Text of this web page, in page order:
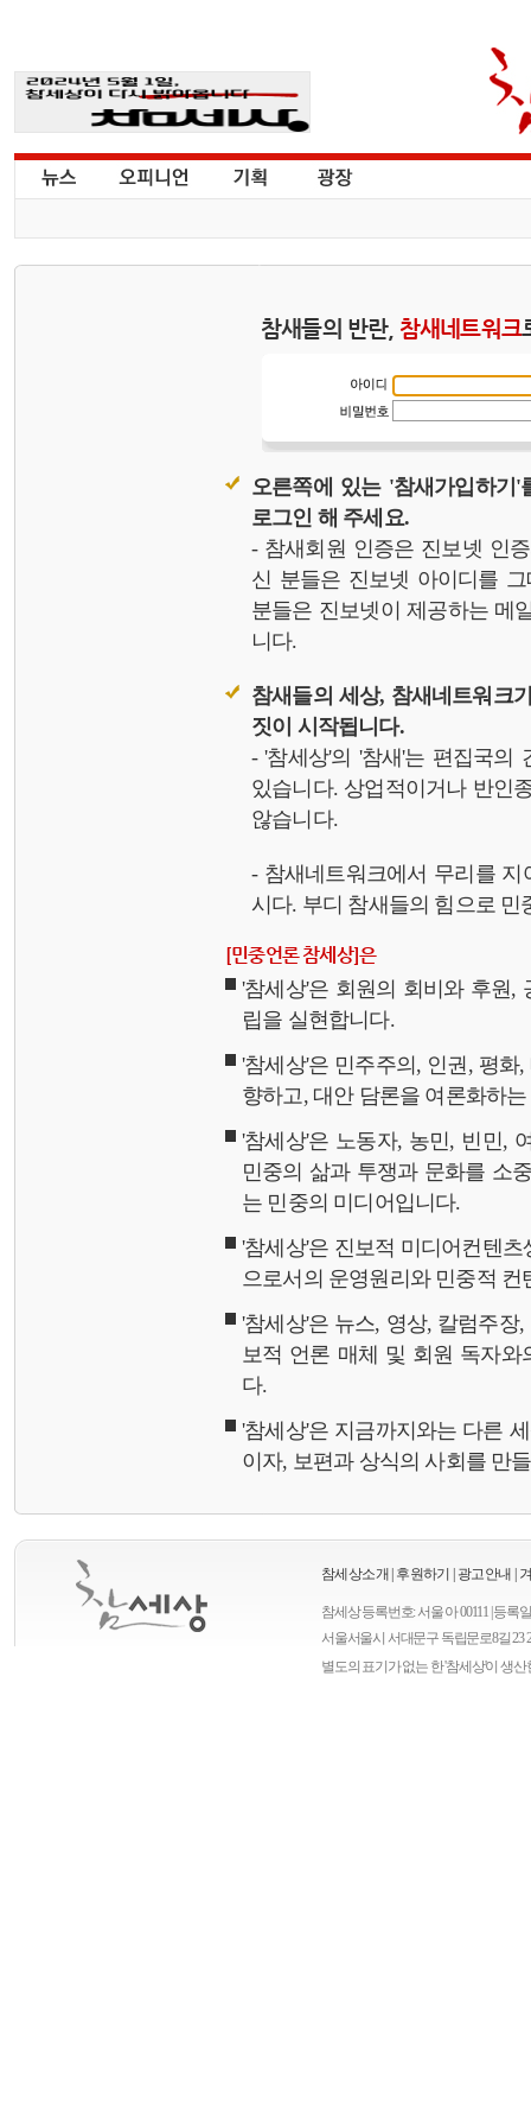
참새들의 반란, 참새네트워크
오른쪽에 있는 '참새가입하기
로그인 해 주세요.
- 참새회원 인증은 진보넷 인
신 분들은 진보넷 아이디를
분들은 진보넷이 제공하는 메
니다.
참새들의 세상, 참새네트워크
짓이 시작됩니다.
- '참세상'의 '참새'는 편집국의
있습니다. 상업적이거나 반인
않습니다.
- 참새네트워크에서 무리를
시다. 부디 참새들의 힘으로 민
[민중언론 참세상]은
'참세상'은 회원의 회비와 후원,
립을 실현합니다.
'참세상'은 민주주의, 인권, 평
향하고, 대안 담론을 여론화하
'참세상'은 노동자, 농민, 빈민,
민중의 삶과 투쟁과 문화를 소
는 민중의 미디어입니다.
'참세상'은 진보적 미디어컨텐
으로서의 운영원리와 민중적
'참세상'은 뉴스, 영상, 칼럼주
보적 언론 매체 및 회원 독자와
다.
'참세상'은 지금까지와는 다른
이자, 보편과 상식의 사회를 만
참세상소개 후원하기 광고안내
참세상 등록번호: 서울 아 00111 | 등록
서울서울시 서대문구 독립문로8길 23
별도의 표기가 없는 한 '참세상'이 생